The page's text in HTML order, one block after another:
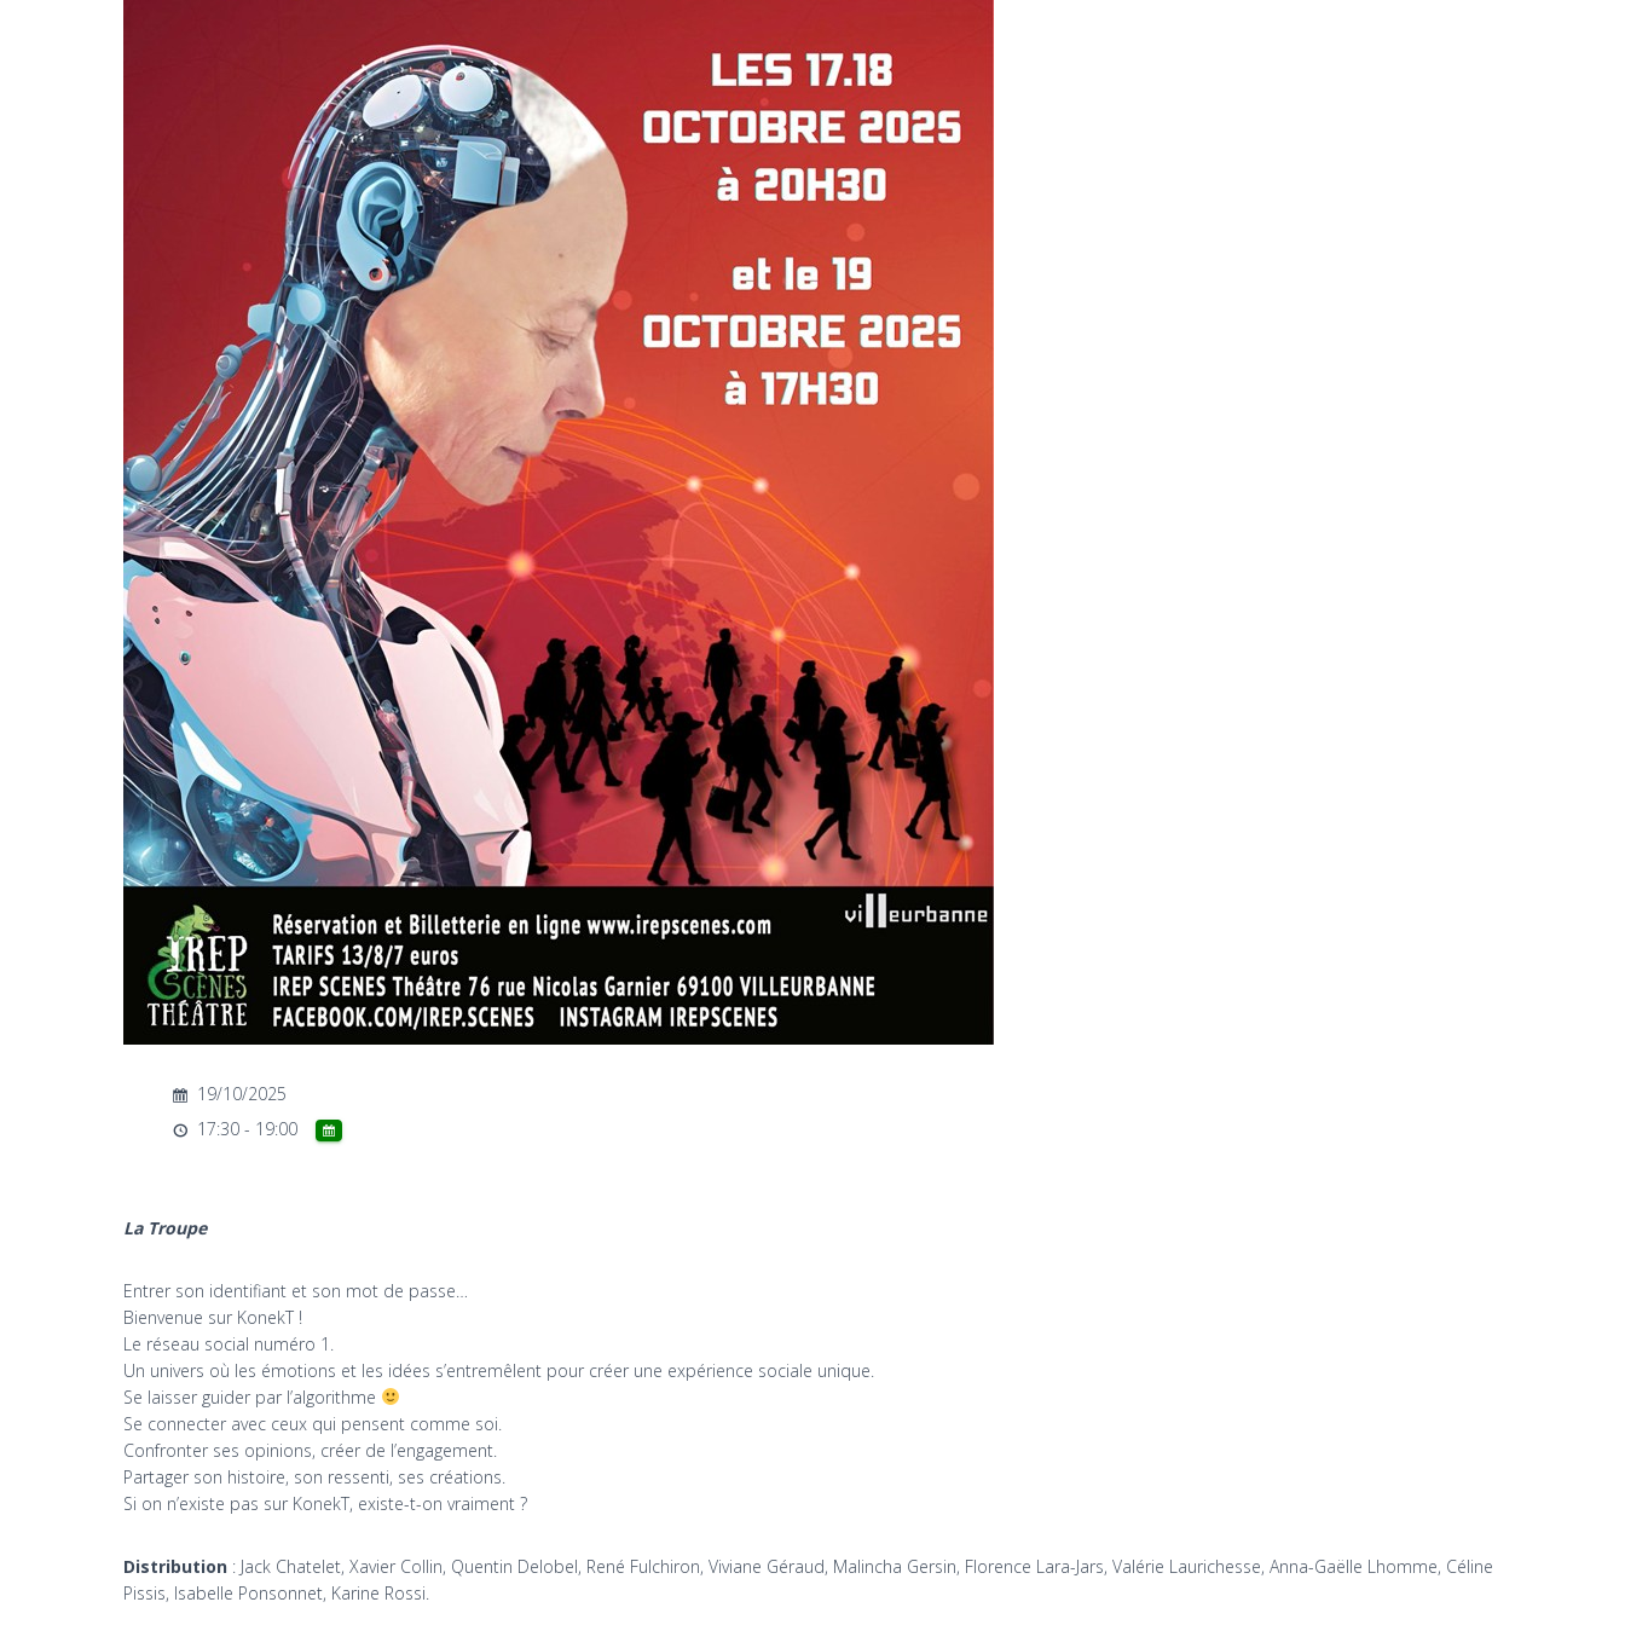
19/10/2025
17:30 - 19:00
La Troupe
Entrer son identifiant et son mot de passe…
Bienvenue sur KonekT !
Le réseau social numéro 1.
Un univers où les émotions et les idées s’entremêlent pour créer une expérience sociale unique.
Se laisser guider par l’algorithme
Se connecter avec ceux qui pensent comme soi.
Confronter ses opinions, créer de l’engagement.
Partager son histoire, son ressenti, ses créations.
Si on n’existe pas sur KonekT, existe-t-on vraiment ?
Distribution : Jack Chatelet, Xavier Collin, Quentin Delobel, René Fulchiron, Viviane Géraud, Malincha Gersin, Florence Lara-Jars, Valérie Laurichesse, Anna-Gaëlle Lhomme, Céline
Pissis, Isabelle Ponsonnet, Karine Rossi.